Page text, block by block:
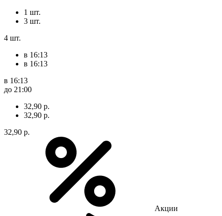
1 шт.
3 шт.
4 шт.
в 16:13
в 16:13
в 16:13
до 21:00
32,90 р.
32,90 р.
32,90 р.
Акции